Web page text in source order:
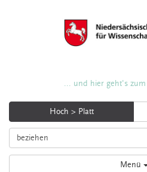
... und hier geht's
Hoch > Platt
Menü